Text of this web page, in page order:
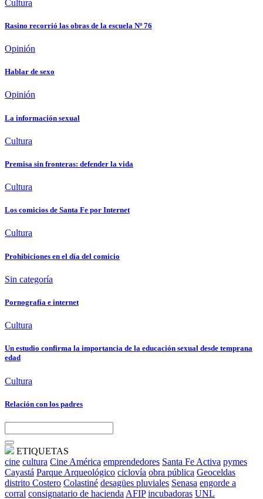
Cultura
Rasino recorrió las obras de la escuela Nº 76
Opinión
Hablar de sexo
Opinión
La información sexual
Cultura
Premisa sin fronteras: defender la vida
Cultura
Los comicios de Santa Fe por Internet
Cultura
Prohibiciones en el día del comicio
Sin categoría
Pornografía e internet
Cultura
Un estudio confirma la importancia de la educación sexual desde temprana
edad
Cultura
Relación con los padres
ETIQUETAS
cine cultura Cine América emprendedores Santa Fe Activa pymes
Cayastá Parque Arqueológico ciclovía obra pública Geoceldas
distrito Costero Colastiné desagües pluviales Senasa engorde a
corral consignatario de hacienda AFIP incubadoras UNL